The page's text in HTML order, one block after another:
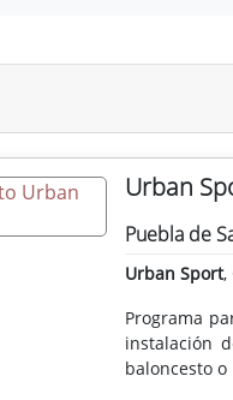
Urban
Puebla de
Urban Sport,
Programa
instalación
baloncesto